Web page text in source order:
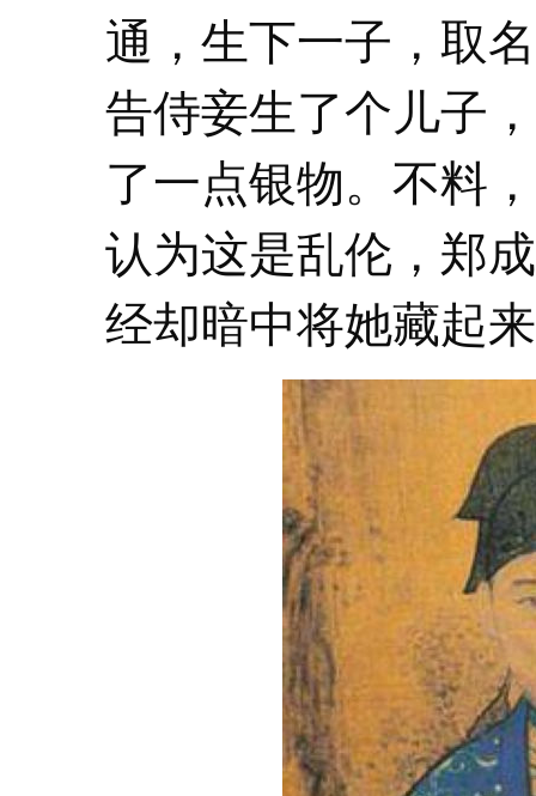
通，生下一子，取
告侍妾生了个儿子
了一点银物。不料
认为这是乱伦，郑
经却暗中将她藏起